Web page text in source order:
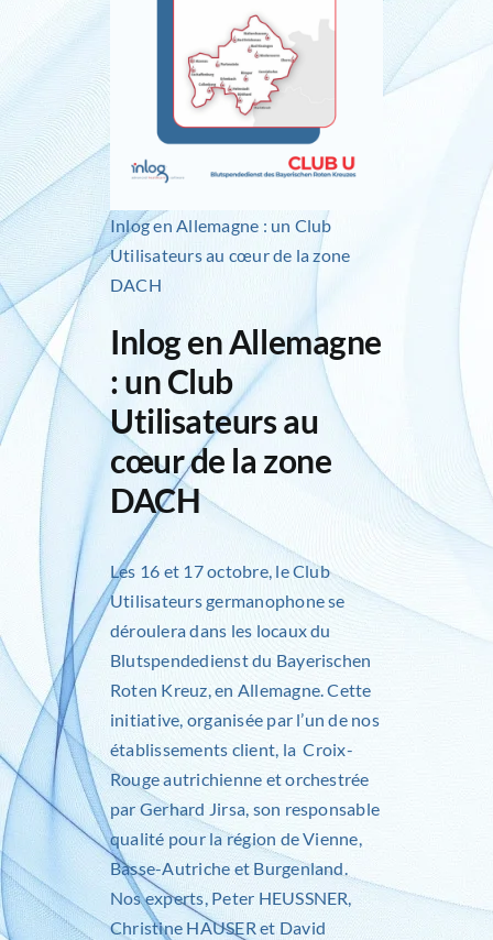
Inlog recrute
Contact
Inlog en Allemagne : un Club
Utilisateurs au cœur de la zone
DACH
Inlog en Allemagne
: un Club
Utilisateurs au
cœur de la zone
DACH
Les 16 et 17 octobre, le Club
Utilisateurs germanophone se
déroulera dans les locaux du
Blutspendedienst du Bayerischen
Roten Kreuz, en Allemagne. Cette
initiative, organisée par l’un de nos
établissements client, la Croix-
Rouge autrichienne et orchestrée
par Gerhard Jirsa, son responsable
qualité pour la région de Vienne,
Basse-Autriche et Burgenland.
Nos experts, Peter HEUSSNER,
Christine HAUSER et David